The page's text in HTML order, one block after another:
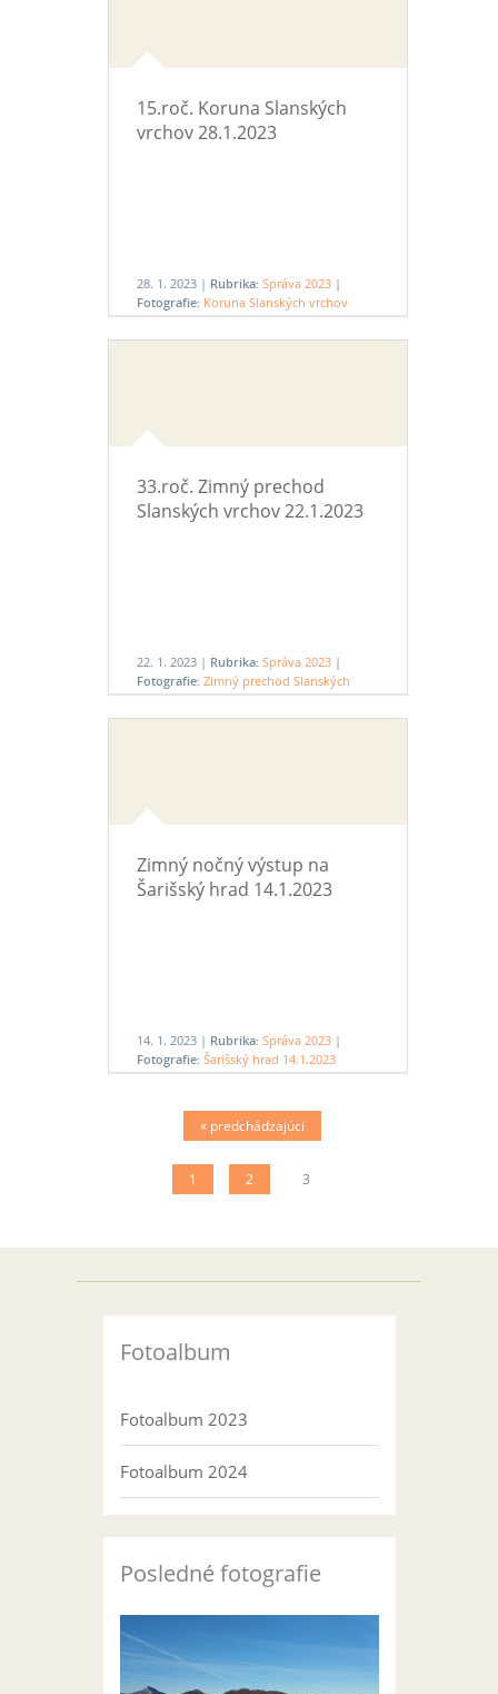
15.roč. Koruna Slanských
vrchov 28.1.2023
28. 1. 2023 | Rubrika: Správa 2023 |
Fotografie: Koruna Slanských vrchov
28.1.2023
33.roč. Zimný prechod
Slanských vrchov 22.1.2023
22. 1. 2023 | Rubrika: Správa 2023 |
Fotografie: Zimný prechod Slanských
vrchov 22.1.2023
Zimný nočný výstup na
Šarišský hrad 14.1.2023
14. 1. 2023 | Rubrika: Správa 2023 |
Fotografie: Šarišský hrad 14.1.2023
« predchádzajúci
1 2 3
Fotoalbum
Fotoalbum 2023
Fotoalbum 2024
Posledné fotografie